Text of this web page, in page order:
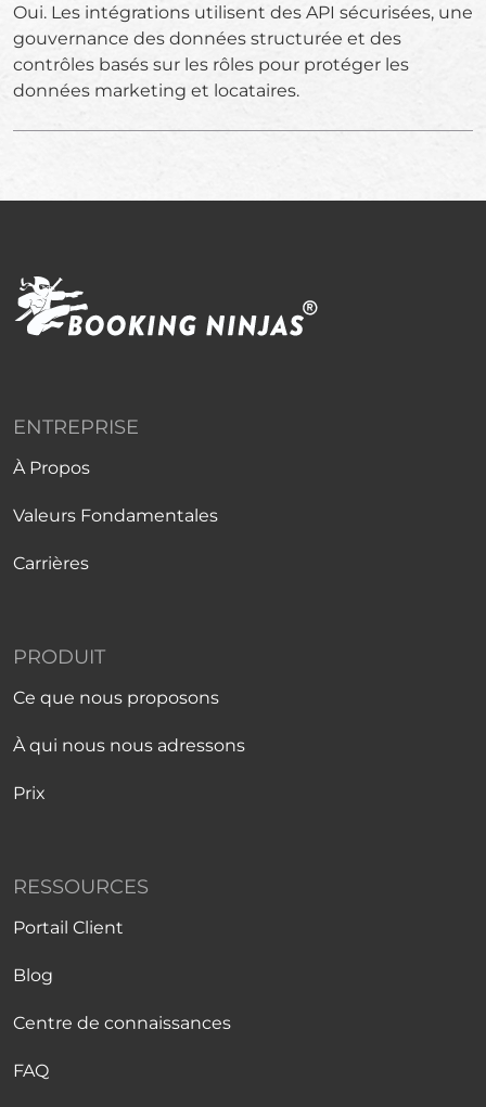
Oui. Les intégrations utilisent des API sécurisées, une
gouvernance des données structurée et des
contrôles basés sur les rôles pour protéger les
données marketing et locataires.
ENTREPRISE
À Propos
Valeurs Fondamentales
Carrières
PRODUIT
Ce que nous proposons
À qui nous nous adressons
Prix
RESSOURCES
Portail Client
Blog
Centre de connaissances
FAQ